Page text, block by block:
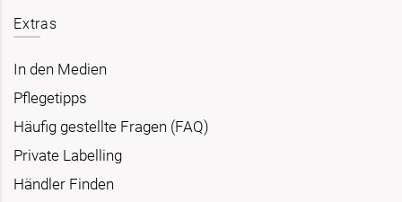
Extras
In den Medien
Pflegetipps
Häufig gestellte Fragen (FAQ)
Private Labelling
Händler Finden